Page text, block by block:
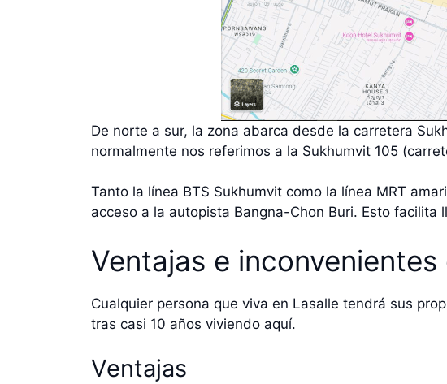
De norte a sur, la zona abarca desde la carretera
normalmente nos referimos a la Sukhumvit 105
Tanto la línea BTS Sukhumvit como la línea MRT
acceso a la autopista Bangna-Chon Buri. Esto
Ventajas e
Cualquier persona que viva en Lasalle tendrá sus
tras casi 10 años viviendo aquí.
Ventajas